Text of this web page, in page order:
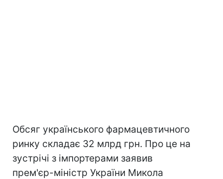
Обсяг українського фармацевтичного
ринку складає 32 млрд грн. Про це на
зустрічі з імпортерами заявив
прем'єр-міністр України Микола